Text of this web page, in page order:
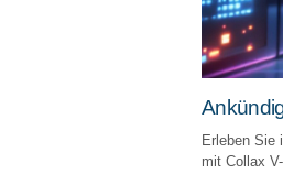
Erleben Sie
mit Collax